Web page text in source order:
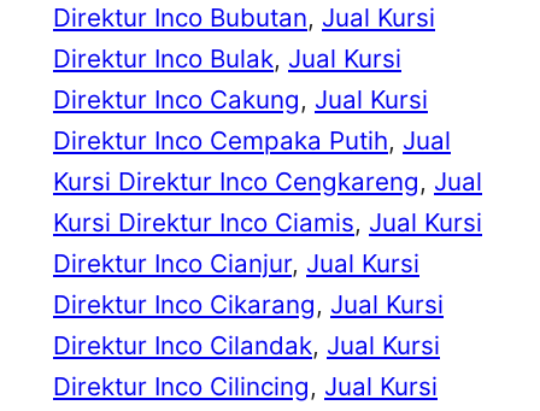
Direktur Inco Bubutan, Jual Kursi
Direktur Inco Bulak, Jual Kursi
Direktur Inco Cakung, Jual Kursi
Direktur Inco Cempaka Putih, Jual
Kursi Direktur Inco Cengkareng, Jual
Kursi Direktur Inco Ciamis, Jual Kursi
Direktur Inco Cianjur, Jual Kursi
Direktur Inco Cikarang, Jual Kursi
Direktur Inco Cilandak, Jual Kursi
Direktur Inco Cilincing, Jual Kursi